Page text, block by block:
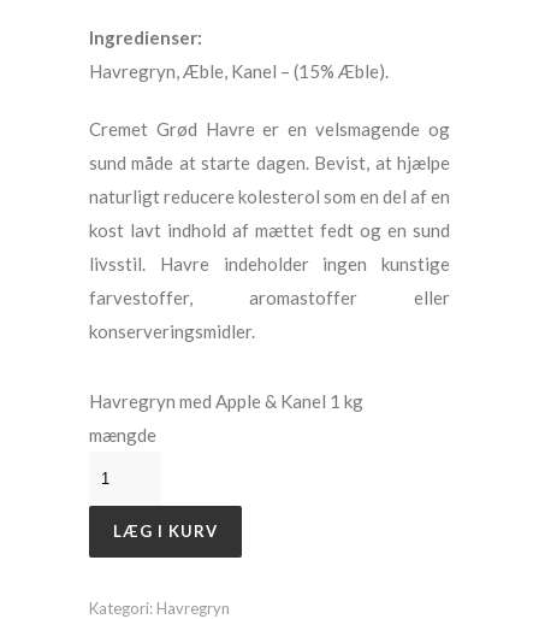
Ingredienser:
Havregryn, Æble, Kanel – (15% Æble).
Cremet Grød Havre er en velsmagende og
sund måde at starte dagen. Bevist, at hjælpe
naturligt reducere kolesterol som en del af en
kost lavt indhold af mættet fedt og en sund
livsstil. Havre indeholder ingen kunstige
farvestoffer, aromastoffer eller
konserveringsmidler.
Havregryn med Apple & Kanel 1 kg
mængde
LÆG I KURV
Kategori: Havregryn